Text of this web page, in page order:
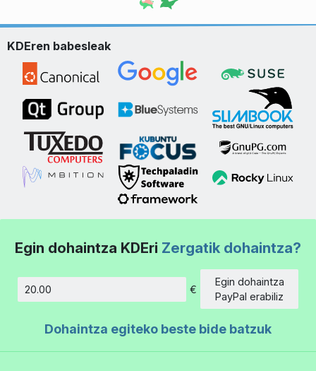
KDEren babesleak
Egin dohaintza KDEri Zergatik dohaintza?
Kopurua
€
Egin dohaintza
PayPal erabiliz
Dohaintza egiteko beste bide batzuk